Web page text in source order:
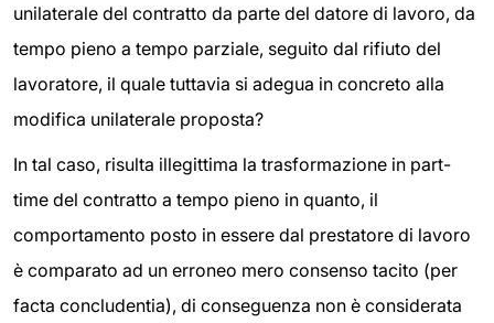
unilaterale del contratto da parte del datore di lavoro, da
tempo pieno a tempo parziale, seguito dal rifiuto del
lavoratore, il quale tuttavia si adegua in concreto alla
modifica unilaterale proposta?
In tal caso, risulta illegittima la trasformazione in part-
time del contratto a tempo pieno in quanto, il
comportamento posto in essere dal prestatore di lavoro
è comparato ad un erroneo mero consenso tacito (per
facta concludentia), di conseguenza non è considerata